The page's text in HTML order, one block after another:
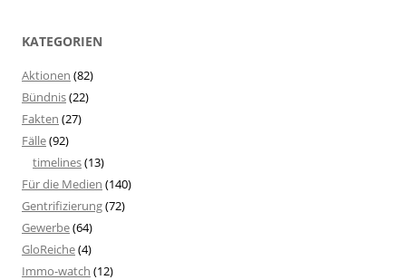
KATEGORIEN
Aktionen (82)
Bündnis(22)
Fakten (27)
Fälle(92)
timelines(13)
Für die Medien (140)
Gentrifizierung(72)
Gewerbe(64)
GloReiche(4)
Immo-watch (12)